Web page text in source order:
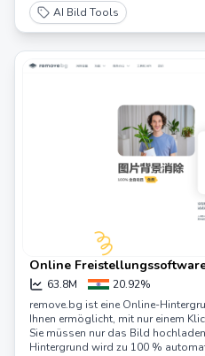
AI Bild Tools
Online
remove.bg – remove.bg
63.8M 20.92%
remove.bg ist eine Online-
Ihnen ermöglicht, mit nur einem
Sie müssen nur das Bild
Hintergrund wird zu 100 %